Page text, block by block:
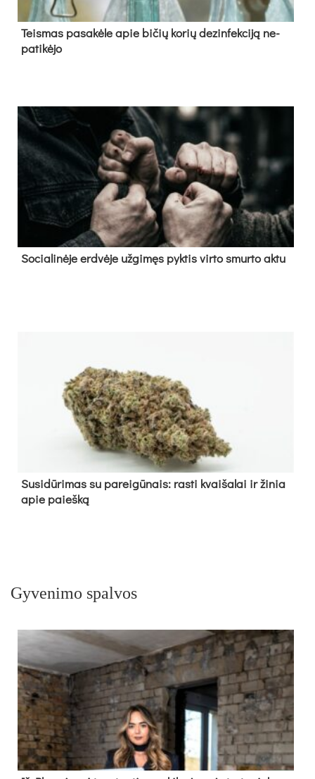
Teis­mas pa­sa­kė­le apie bi­čių ko­rių de­zin­fek­ci­ją ne­
pa­ti­kė­jo
So­cia­li­nė­je erd­vė­je už­gi­męs pyk­tis vir­to smur­to ak­tu
Su­si­dū­ri­mas su pa­rei­gū­nais: ras­ti kvai­ša­lai ir ži­nia
apie paieš­ką
Gyvenimo spalvos